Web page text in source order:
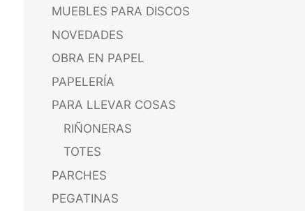
MUEBLES PARA DISCOS
NOVEDADES
OBRA EN PAPEL
PAPELERÍA
PARA LLEVAR COSAS
RIÑONERAS
TOTES
PARCHES
PEGATINAS